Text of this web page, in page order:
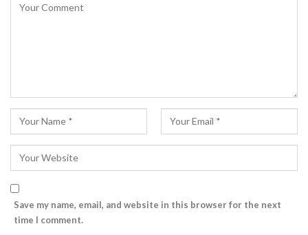
Save my name, email, and website in this browser for the next
time I comment.